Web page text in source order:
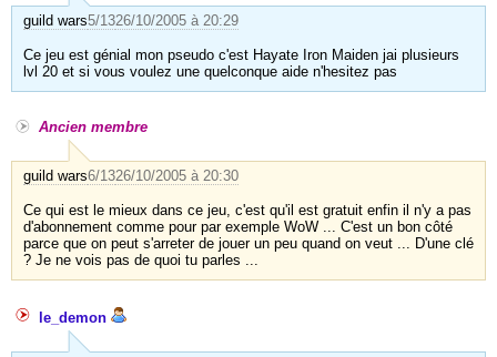
guild wars5/1326/10/2005 à 20:29
Ce jeu est génial mon pseudo c'est Hayate Iron Maiden jai plusieurs
lvl 20 et si vous voulez une quelconque aide n'hesitez pas
Ancien membre
guild wars6/1326/10/2005 à 20:30
Ce qui est le mieux dans ce jeu, c'est qu'il est gratuit enfin il n'y a pas
d'abonnement comme pour par exemple WoW ... C'est un bon côté
parce que on peut s'arreter de jouer un peu quand on veut ... D'une clé
? Je ne vois pas de quoi tu parles ...
le_demon